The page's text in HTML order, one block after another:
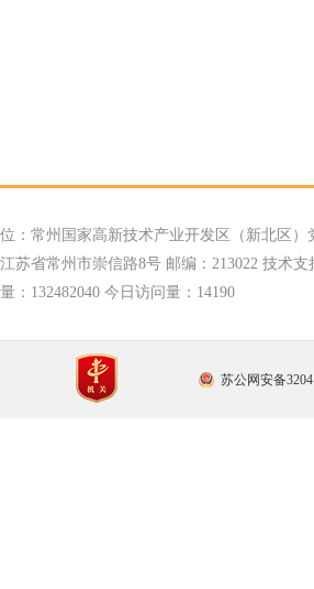
：常州国家高新技术产业开发区（新北区）
苏省常州市崇信路8号 邮编：213022 技术支
： 132482040 今日访问量： 14190
苏公网安备